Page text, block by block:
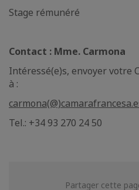
Stage rémunéré
Contact : Mme. Carmona
Intéressé(e)s, envoyer votre
à :
Tel.: +34 93 270 24 50
Partager cette